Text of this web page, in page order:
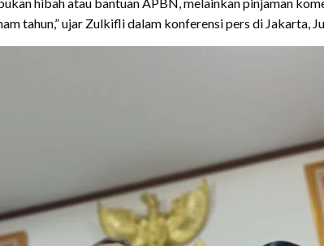
tahun,” ujar Zulkifli dalam konferensi pers di Jakarta,